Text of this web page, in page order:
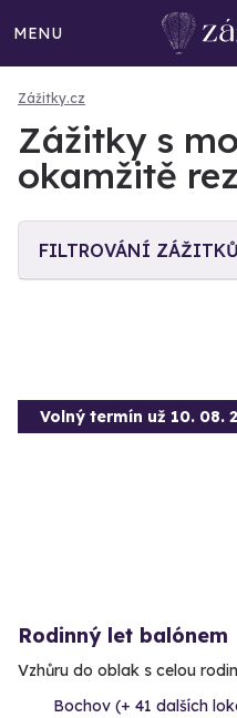
MENU
Zážitky.cz
Zážitky s
okamžitě
FILTROVÁNÍ ZÁŽITKŮ
Volný termín už 10. 08.
Rodinný let balónem
Vzhůru do oblak s celou
Bochov (+ 41 dalších